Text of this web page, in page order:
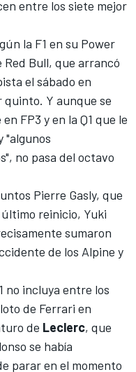
entre los siete mejor
la F1 en su Power
Red Bull, que arrancó
el sábado en
Y aunque se
FP3 y en la Q1 que le
"algunos
no pasa del octavo
Pierre Gasly, que
reinicio, Yuki
sumaron
de los Alpine y
no incluya entre los
de Ferrari en
de Leclerc, que
se había
parar en el momento